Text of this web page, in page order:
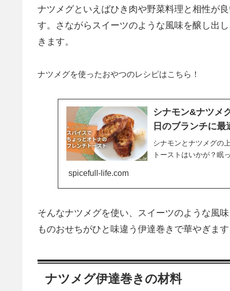
ナツメグといえばひき肉や野菜料理と相性が
す。さながらスイーツのような風味を醸し出
きます。
ナツメグを使ったおやつのレシピはこちら！
シナモン&ナツメ
日のブランチに最
シナモンとナツメグの
トーストはいかが？眠
spicefull-life.com
そんなナツメグを使い、スイーツのような風
ものおせちがひと味違う伊達巻きで華やぎます
ナツメグ伊達巻きの材料